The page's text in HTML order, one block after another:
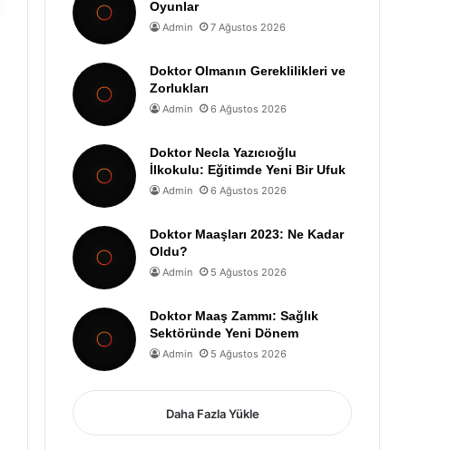
Oyunlar
Admin 7 Ağustos 2026
Doktor Olmanın Gereklilikleri ve
Zorlukları
Admin 6 Ağustos 2026
Doktor Necla Yazıcıoğlu
İlkokulu: Eğitimde Yeni Bir Ufuk
Admin 6 Ağustos 2026
Doktor Maaşları 2023: Ne Kadar
Oldu?
Admin 5 Ağustos 2026
Doktor Maaş Zammı: Sağlık
Sektöründe Yeni Dönem
Admin 5 Ağustos 2026
Daha Fazla Yükle